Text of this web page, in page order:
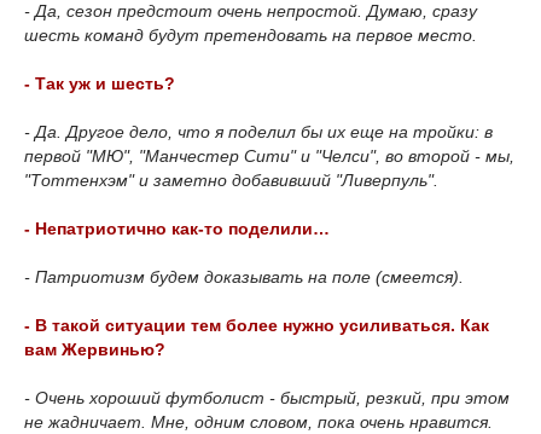
- Да, сезон предстоит очень непростой. Думаю, сразу
шесть команд будут претендовать на первое место.
- Так уж и шесть?
- Да. Другое дело, что я поделил бы их еще на тройки: в
первой "МЮ", "Манчестер Сити" и "Челси", во второй - мы,
"Тоттенхэм" и заметно добавивший "Ливерпуль".
- Непатриотично как-то поделили…
- Патриотизм будем доказывать на поле (смеется).
- В такой ситуации тем более нужно усиливаться. Как
вам Жервинью?
- Очень хороший футболист - быстрый, резкий, при этом
не жадничает. Мне, одним словом, пока очень нравится.